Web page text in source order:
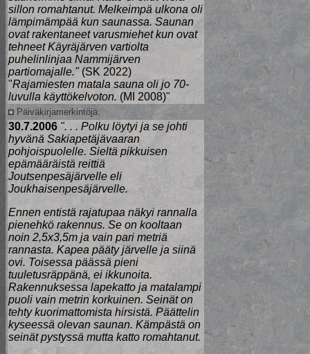
sillon romahtanut. Melkeimpä ulkona oli
lämpimämpää kun saunassa. Saunan
ovat rakentaneet varusmiehet kun ovat
tehneet Käyräjärven vartiolta
puhelinlinjaa Nammijärven
partiomajalle."(SK 2022)
"Rajamiesten matala sauna oli jo 70-
luvulla käyttökelvoton. (MI 2008)"
Päiväkirjamerkintöjä:
30.7.2006 ". . . Polku löytyi ja se johti
hyvänä Sakiapetäjävaaran
pohjoispuolelle. Sieltä pikkuisen
epämääräistä reittiä
Joutsenpesäjärvelle eli
Joukhaisenpesäjärvelle.
Ennen entistä rajatupaa näkyi rannalla
pienehkö rakennus. Se on kooltaan
noin 2,5x3,5m ja vain pari metriä
rannasta. Kapea pääty järvelle ja siinä
ovi. Toisessa päässä pieni
tuuletusräppänä, ei ikkunoita.
Rakennuksessa lapekatto ja matalampi
puoli vain metrin korkuinen. Seinät on
tehty kuorimattomista hirsistä. Päättelin
kyseessä olevan saunan. Kämpästä on
seinät pystyssä mutta katto romahtanut.